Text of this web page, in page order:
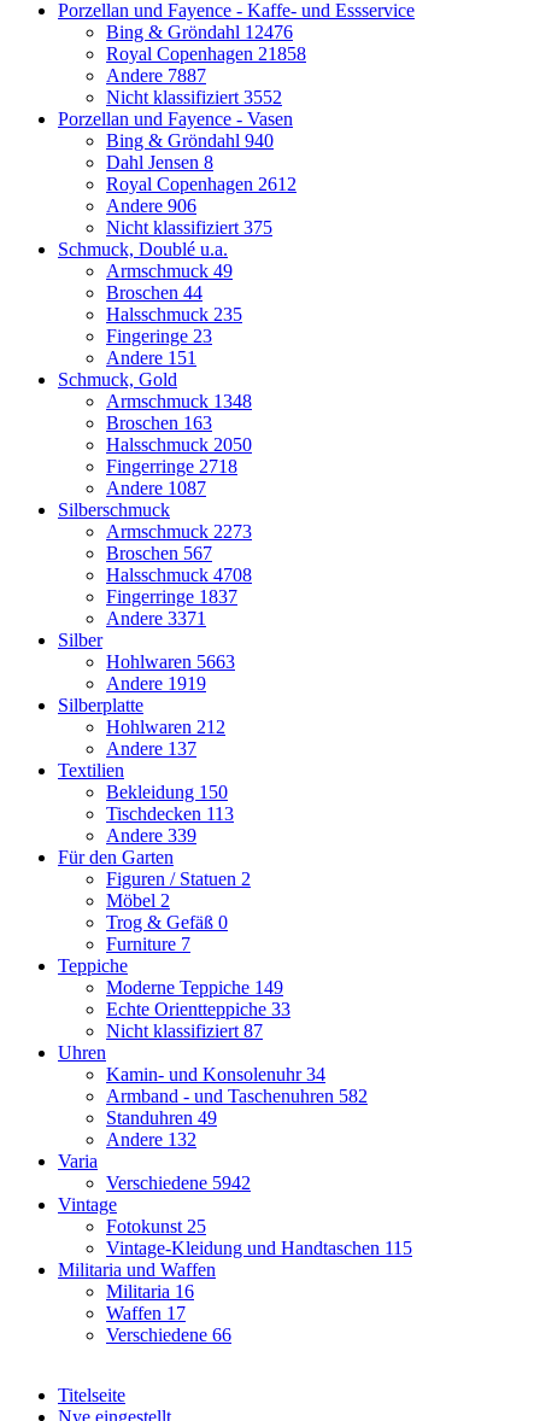
Porzellan und Fayence - Kaffe- und Essservice
Bing & Gröndahl 12476
Royal Copenhagen 21858
Andere 7887
Nicht klassifiziert 3552
Porzellan und Fayence - Vasen
Bing & Gröndahl 940
Dahl Jensen 8
Royal Copenhagen 2612
Andere 906
Nicht klassifiziert 375
Schmuck, Doublé u.a.
Armschmuck 49
Broschen 44
Halsschmuck 235
Fingeringe 23
Andere 151
Schmuck, Gold
Armschmuck 1348
Broschen 163
Halsschmuck 2050
Fingerringe 2718
Andere 1087
Silberschmuck
Armschmuck 2273
Broschen 567
Halsschmuck 4708
Fingerringe 1837
Andere 3371
Silber
Hohlwaren 5663
Andere 1919
Silberplatte
Hohlwaren 212
Andere 137
Textilien
Bekleidung 150
Tischdecken 113
Andere 339
Für den Garten
Figuren / Statuen 2
Möbel 2
Trog & Gefäß 0
Furniture 7
Teppiche
Moderne Teppiche 149
Echte Orientteppiche 33
Nicht klassifiziert 87
Uhren
Kamin- und Konsolenuhr34
Armband - und Taschenuhren 582
Standuhren 49
Andere 132
Varia
Verschiedene 5942
Vintage
Fotokunst 25
Vintage-Kleidung und Handtaschen 115
Militaria und Waffen
Militaria 16
Waffen 17
Verschiedene 66
Titelseite
Nye eingestellt